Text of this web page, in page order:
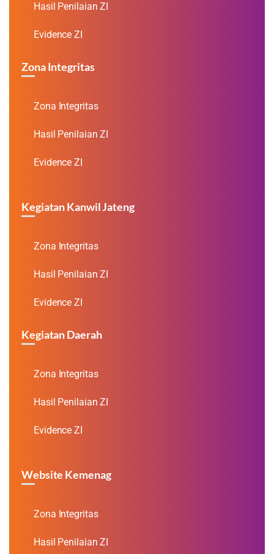
Hasil Penilaian ZI
Evidence ZI
Zona Integritas
Zona Integritas
Hasil Penilaian ZI
Evidence ZI
Kegiatan Kanwil Jateng
Zona Integritas
Hasil Penilaian ZI
Evidence ZI
Kegiatan Daerah
Zona Integritas
Hasil Penilaian ZI
Evidence ZI
Website Kemenag
Zona Integritas
Hasil Penilaian ZI